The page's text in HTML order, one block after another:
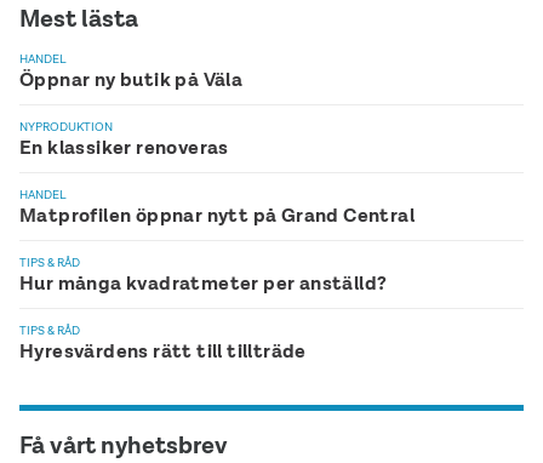
Mest lästa
HANDEL
Öppnar ny butik på Väla
NYPRODUKTION
En klassiker renoveras
HANDEL
Matprofilen öppnar nytt på Grand Central
TIPS & RÅD
Hur många kvadratmeter per anställd?
TIPS & RÅD
Hyresvärdens rätt till tillträde
Få vårt nyhetsbrev